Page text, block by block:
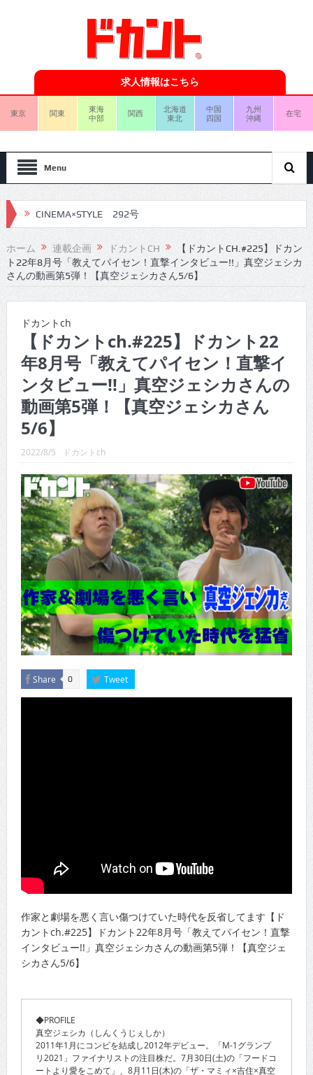
求人情報はこちら
東京 関東
東海
中部
関西
北海道
東北
中国
四国
九州
沖縄
在宅
Menu
CINEMA×STYLE 292号
CINEMA×STYLE 291号
CINEMA×STYLE 290号
CINEMA×STYLE 289号
CINEMA×STYLE 288号
CINEMA×STYLE 287号
CINEMA×STYLE 286号
CINEMA×STYLE 285号
CINEMA×STYLE 294号
CINEMA×STYLE 293号
ホーム 連載企画 ドカントCH
【ドカントCH.#225】ドカン
ト22年8月号「教えてパイセン！直撃インタビュー!!」真空ジェシカ
さんの動画第5弾！【真空ジェシカさん5/6】
ドカントch
【ドカントch.#225】ドカント22
年8月号「教えてパイセン！直撃イ
ンタビュー!!」真空ジェシカさんの
動画第5弾！【真空ジェシカさん
5/6】
2022/8/5 ドカントch
Share 0 Tweet
作家と劇場を悪く言い傷つけていた時代を反省してます【ド
カントch.#225】ドカント22年8月号「教えてパイセン！直撃
インタビュー!!」真空ジェシカさんの動画第5弾！【真空ジェ
シカさん5/6】
◆PROFILE
真空ジェシカ（しんくうじぇしか）
2011年1月にコンビを結成し2012年デビュー。「M-1グランプ
リ2021」ファイナリストの注目株だ。7月30日(土)の「フードコ
ートより愛をこめて」、8月11日(木)の「ザ・マミィ×吉住×真空